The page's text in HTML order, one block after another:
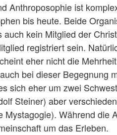
Anthroposophie ist
bis heute. Beide
kein Mitglied der
registriert sein.
eher nicht die
bei dieser Begegnung
sich eher um zwei
Steiner) aber
Während die
um das Erleben.